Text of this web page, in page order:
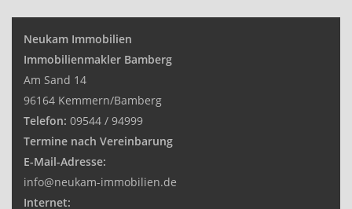
Neukam Immobilien
Immobilienmakler Bamberg
Am Sand 14
96164 Kemmern/Bamberg
Telefon: 09544 / 94999
Termine nach Vereinbarung
E-Mail-Adresse:
info@neukam-immobilien.de
Internet: